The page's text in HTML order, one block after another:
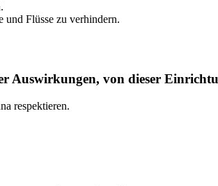
und Flüsse zu verhindern.
Auswirkungen, von dieser
respektieren.